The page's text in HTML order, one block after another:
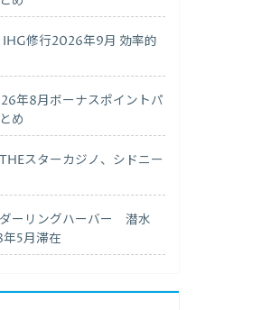
修行2026年9月 効率的
年8月ボーナスポイントパ
め
スターカジノ、シドニー
ーリングハーバー 潜水
5月滞在